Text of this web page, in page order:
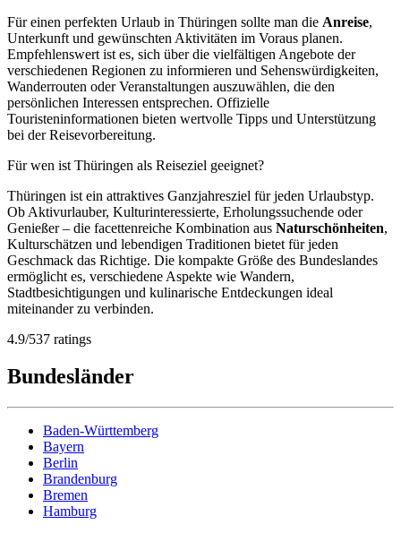
Für einen perfekten Urlaub in Thüringen sollte man die Anreise,
Unterkunft und gewünschten Aktivitäten im Voraus planen.
Empfehlenswert ist es, sich über die vielfältigen Angebote der
verschiedenen Regionen zu informieren und Sehenswürdigkeiten,
Wanderrouten oder Veranstaltungen auszuwählen, die den
persönlichen Interessen entsprechen. Offizielle
Touristeninformationen bieten wertvolle Tipps und Unterstützung
bei der Reisevorbereitung.
Für wen ist Thüringen als Reiseziel geeignet?
Thüringen ist ein attraktives Ganzjahresziel für jeden Urlaubstyp.
Ob Aktivurlauber, Kulturinteressierte, Erholungssuchende oder
Genießer – die facettenreiche Kombination aus Naturschönheiten,
Kulturschätzen und lebendigen Traditionen bietet für jeden
Geschmack das Richtige. Die kompakte Größe des Bundeslandes
ermöglicht es, verschiedene Aspekte wie Wandern,
Stadtbesichtigungen und kulinarische Entdeckungen ideal
miteinander zu verbinden.
4.9/537 ratings
Bundesländer
Baden-Württemberg
Bayern
Berlin
Brandenburg
Bremen
Hamburg